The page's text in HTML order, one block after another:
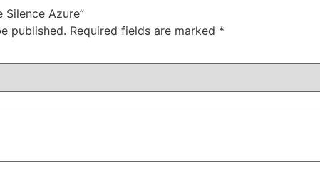
Azure”
published. Required fields are marked *